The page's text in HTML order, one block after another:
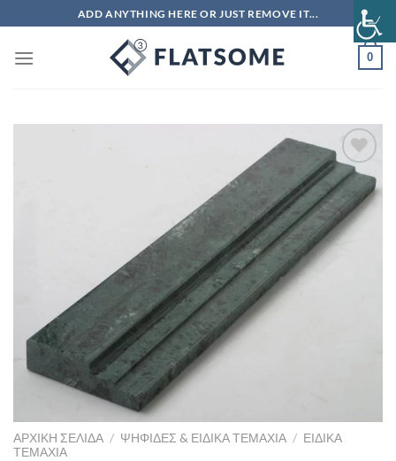
στο
περιεχόμενο
ADD ANYTHING HERE OR JUST REMOVE IT...
0
Πρόσθήκη
στην λίστα
επιθυμιών
ΑΡΧΙΚΉ ΣΕΛΊΔΑ / ΨΗΦΙΔΕΣ & ΕΙΔΙΚΑ ΤΕΜΑΧΙΑ / ΕΙΔΙΚΑ
ΤΕΜΑΧΙΑ